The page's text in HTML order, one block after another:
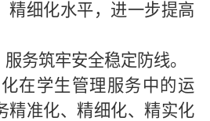
精细化水平，进一步提高
务筑牢安全稳定防线。
在学生管理服务中的运
精准化、精细化、精实化